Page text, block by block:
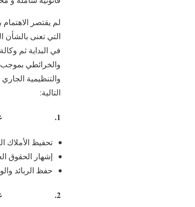
لم يقتصر
التي تعنى بالشأن
في البداية ثم
والتنظيمية
التالية:
1. على مستوى المحافظة العقارية:
تحفيظ الأملاك
إشهار الحقوق
حفظ الربائد
2. على مستوى المسح العقاري: